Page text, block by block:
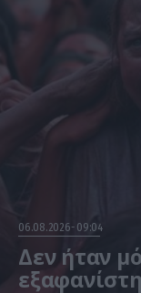
06.08.2026 09:04
Δεν ήταν